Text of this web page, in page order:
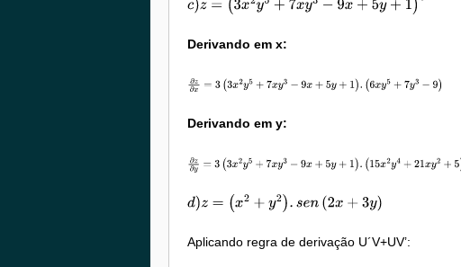
c)z= (3 x2y5+7x y3 −9x+5 y+ 1)3
Derivando em x:
∂z∂ x=3(3x2y5+7 xy 3−9x+ 5y +1) .(6 xy5 +7 y3− 9)
Derivando em y:
∂z∂ y=3(3x2y5+7 xy 3−9x+ 5y +1) .(15x2 y4 +21 xy2+5)
d)z= (x 2+y2 ).s en( 2x+3y )
Aplicando regra de derivação U´V+UV’: